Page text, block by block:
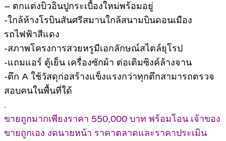
– ตกแต่งบิวอินปูกระเบื้องใหม่พร้อมอยู่
-ใกล้ห้างโรบินสันศรีสมานใกล้สนามบินดอนเมือง
รถไฟฟ้าสีแดง
-สภาพโครงการสวยหรูมีเอกลักษณ์สไตล์ยุโรป
-แถมแอร์ ตู้เย็น เครื่องซักผ้า ต่อเติมซิงค์ล้างจาน
-ตึก A ใช้วัสดุก่อสร้างแข็งแรงกว่าทุกตึกสามารถตรวจ
สอบคนในพื้นที่ใด้
.
ขายถูกมากเพียงราคา 550,000 บาท พร้อมโอน เจ้าของ
ขายถูกเอง งดนายหน้า ราคาตลาดและราคาประเมิน